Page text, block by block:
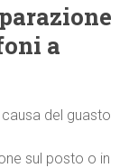
a
del guasto
sul posto o in